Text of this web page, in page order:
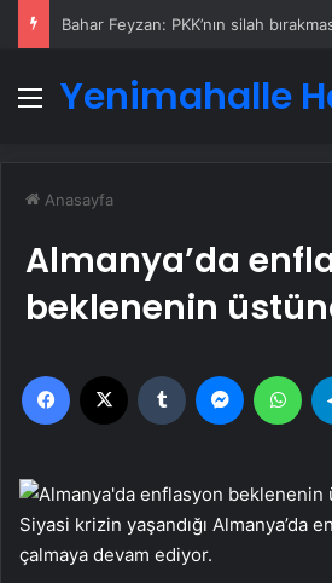
Menü
Yenimahalle
Anasayfa
Almanya’da
beklenenin
Facebook Tumblr Messenger
Siyasi krizin yaşandığı Almanya’da
çalmaya devam ediyor.